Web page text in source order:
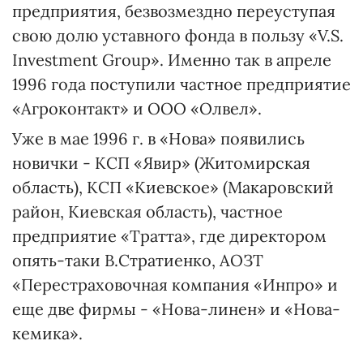
предприятия, безвозмездно переуступая
свою долю уставного фонда в пользу «V.S.
Investment Group». Именно так в апреле
1996 года поступили частное предприятие
«Агроконтакт» и ООО «Олвел».
Уже в мае 1996 г. в «Нова» появились
новички - КСП «Явир» (Житомирская
область), КСП «Киевское» (Макаровский
район, Киевская область), частное
предприятие «Тратта», где директором
опять-таки В.Стратиенко, АОЗТ
«Перестраховочная компания «Инпро» и
еще две фирмы - «Нова-линен» и «Нова-
кемика».